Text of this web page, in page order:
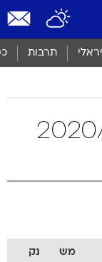
תרבות
צרפתית 2020/21
מש נק